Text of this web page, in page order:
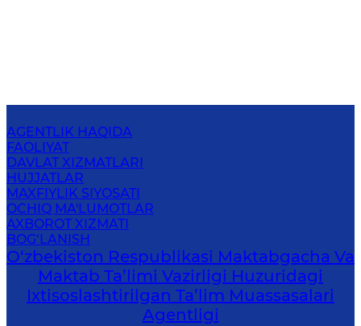
AGENTLIK HAQIDA
FAOLIYAT
DAVLAT XIZMATLARI
HUJJATLAR
MAXFIYLIK SIYOSATI
OCHIQ MA'LUMOTLAR
AXBOROT XIZMATI
BOG‘LANISH
O‘zbekiston Respublikasi Maktabgacha Va
Maktab Ta’limi Vazirligi Huzuridagi
Ixtisoslashtirilgan Ta’lim Muassasalari
Agentligi